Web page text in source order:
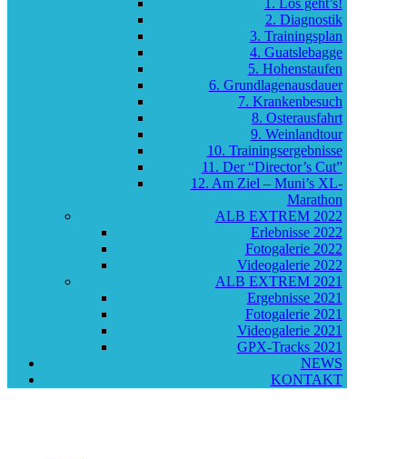
1. Los geht’s!
2. Diagnostik
3. Trainingsplan
4. Guatslebagge
5. Hohenstaufen
6. Grundlagenausdauer
7. Krankenbesuch
8. Osterausfahrt
9. Weinlandtour
10. Trainingsergebnisse
11. Der “Director’s Cut”
12. Am Ziel – Muni’s XL-
Marathon
ALB EXTREM 2022
Erlebnisse 2022
Fotogalerie 2022
Videogalerie 2022
ALB EXTREM 2021
Ergebnisse 2021
Fotogalerie 2021
Videogalerie 2021
GPX-Tracks 2021
NEWS
KONTAKT